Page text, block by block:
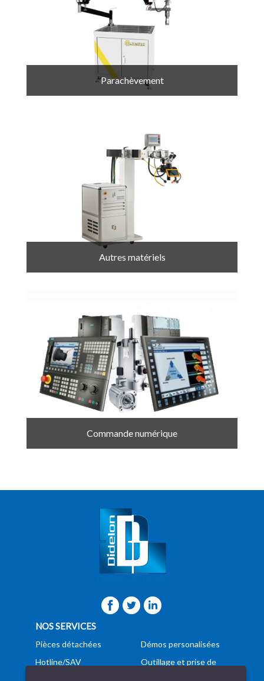
Parachèvement
Autres matériels
Commande numérique
NOS SERVICES
Pièces détachées
Hotline/SAV
Démos personalisées
Outillage et prise de